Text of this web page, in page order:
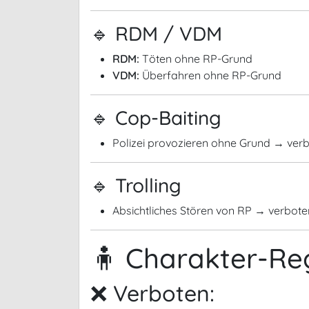
🔹 RDM / VDM
RDM: Töten ohne RP-Grund
VDM: Überfahren ohne RP-Grund
🔹 Cop-Baiting
Polizei provozieren ohne Grund →
🔹 Trolling
Absichtliches Stören von RP →
🧍 Charakter-
❌ Verboten: